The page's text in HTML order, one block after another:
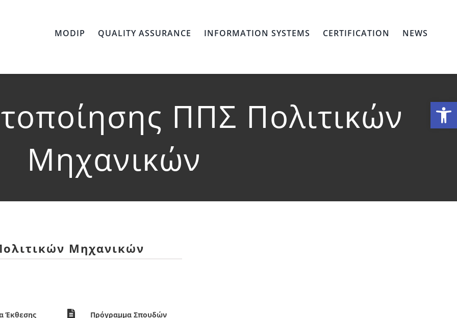
MODIP QUALITY ASSURANCE INFORMATION SYSTEMS CERTIFICATION NEWS
ΠΠΣ Πολιτικών
Μηχανικών
Μηχανικών
Έκθεσης Πρόγραμμα Σπουδών